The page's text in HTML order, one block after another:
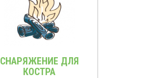
СНАРЯЖЕНИЕ ДЛЯ
КОСТРА